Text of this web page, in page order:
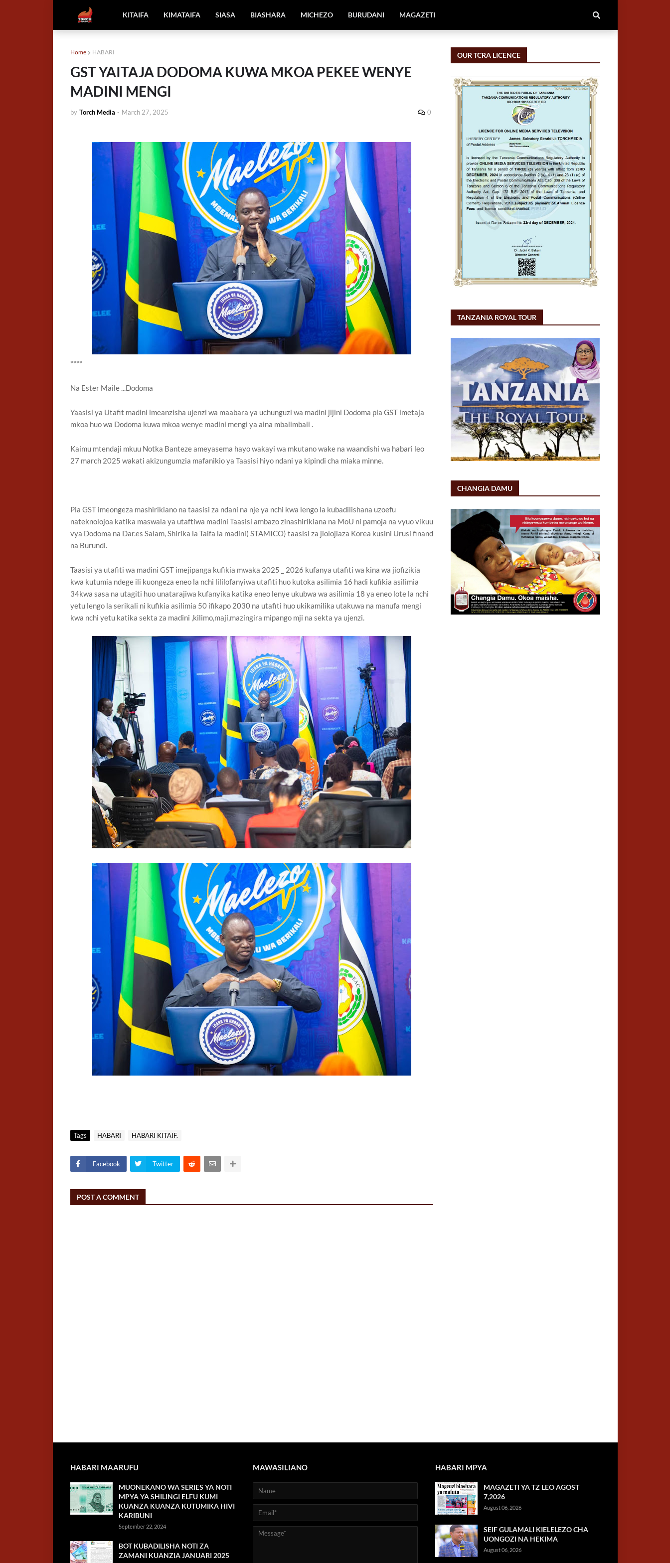
KITAIFA KIMATAIFA SIASA BIASHARA MICHEZO BURUDANI MAGAZETI
Home HABARI
GST YAITAJA DODOMA KUWA MKOA PEKEE WENYE
MADINI MENGI
by Torch Media - March 27, 2025 0
****
Na Ester Maile ...Dodoma
Yaasisi ya Utafit madini imeanzisha ujenzi wa maabara ya uchunguzi wa madini jijini Dodoma pia GST imetaja
mkoa huo wa Dodoma kuwa mkoa wenye madini mengi ya aina mbalimbali .
Kaimu mtendaji mkuu Notka Banteze ameyasema hayo wakayi wa mkutano wake na waandishi wa habari leo
27 march 2025 wakati akizungumzia mafanikio ya Taasisi hiyo ndani ya kipindi cha miaka minne.
Pia GST imeongeza mashirikiano na taasisi za ndani na nje ya nchi kwa lengo la kubadilishana uzoefu
nateknolojoa katika maswala ya utaftiwa madini Taasisi ambazo zinashirikiana na MoU ni pamoja na vyuo vikuu
vya Dodoma na Dar.es Salam, Shirika la Taifa la madini( STAMICO) taasisi za jiolojiaza Korea kusini Urusi finand
na Burundi.
Taasisi ya utafiti wa madini GST imejipanga kufikia mwaka 2025 _ 2026 kufanya utafiti wa kina wa jiofizikia
kwa kutumia ndege ili kuongeza eneo la nchi lililofanyiwa utafiti huo kutoka asilimia 16 hadi kufikia asilimia
34kwa sasa na utagiti huo unatarajiwa kufanyika katika eneo lenye ukubwa wa asilimia 18 ya eneo lote la nchi
yetu lengo la serikali ni kufikia asilimia 50 ifikapo 2030 na utafiti huo ukikamilika utakuwa na manufa mengi
kwa nchi yetu katika sekta za madini ,kilimo,maji,mazingira mipango mji na sekta ya ujenzi.
Tags HABARI HABARI KITAIF.
Facebook Twitter
POST A COMMENT
OUR TCRA LICENCE
TANZANIA ROYAL TOUR
CHANGIA DAMU
HABARI MAARUFU
MUONEKANO WA SERIES YA NOTI
MPYA YA SHILINGI ELFU KUMI
KUANZA KUANZA KUTUMIKA HIVI
KARIBUNI
September 22, 2024
BOT KUBADILISHA NOTI ZA
ZAMANI KUANZIA JANUARI 2025
MAWASILIANO HABARI MPYA
MAGAZETI YA TZ LEO AGOST
7,2026
August 06, 2026
SEIF GULAMALI KIELELEZO CHA
UONGOZI NA HEKIMA
August 06, 2026